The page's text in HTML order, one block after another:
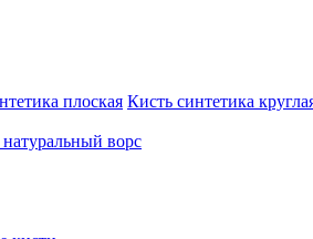
плоская Кисть синтетика
ворс